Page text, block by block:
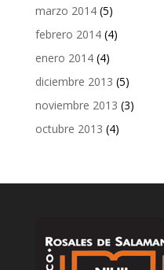
marzo 2014(5)
febrero 2014(4)
enero 2014(4)
diciembre 2013 (5)
noviembre 2013 (3)
octubre 2013 (4)